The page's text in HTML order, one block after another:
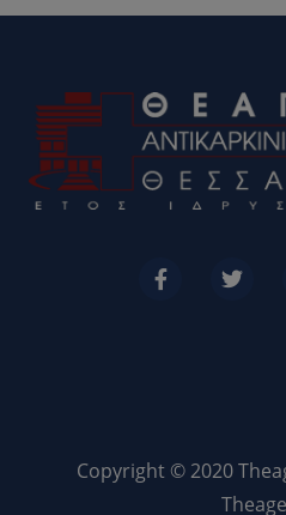
Copyright © 2020